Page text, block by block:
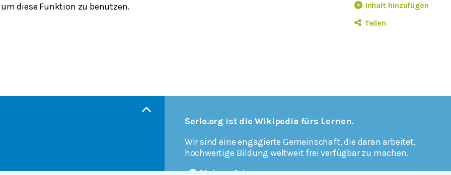
Inhalt hinzufügen
Teilen
um diese Funktion zu benutzen.
Serlo.org ist die Wikipedia fürs Lernen.
Wir sind eine engagierte Gemeinschaft, die daran arbeitet,
hochwertige Bildung weltweit frei verfügbar zu machen.